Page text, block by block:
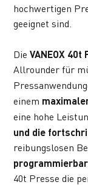
hochwertigen
geeignet sind.
Die VANEOX
Allrounder für
einem
eine hohe
und die
programmierbar
40t Presse die